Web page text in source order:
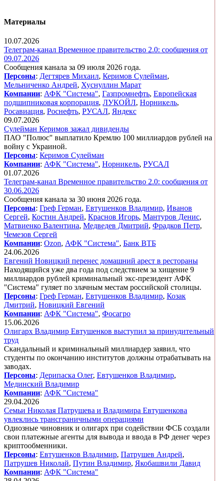
Материалы
10.07.2026
Телеграм-канал Временное правительство 2.0: сообщения от
09.07.2026
Сообщения канала за 09 июля 2026 года.
Персоны: Дегтярев Михаил, Керимов Сулейман,
Мельниченко Андрей, Хуснуллин Марат
Компании: АФК "Система", Газпромнефть, Европейская
подшипниковая корпорация, ЛУКОЙЛ, Норникель,
Росавиация, Роснефть, РУСАЛ, Яндекс
09.07.2026
Сулейман Керимов зажал дивиденды
ПАО "Полюс" выплатило Кремлю 100 миллиардов рублей на
войну с Украиной.
Персоны: Керимов Сулейман
Компании: АФК "Система", Норникель, РУСАЛ
01.07.2026
Телеграм-канал Временное правительство 2.0: сообщения от
30.06.2026
Сообщения канала за 30 июня 2026 года.
Персоны: Греф Герман, Евтушенков Владимир, Иванов
Сергей, Костин Андрей, Краснов Игорь, Мантуров Денис,
Матвиенко Валентина, Медведев Дмитрий, Фрадков Петр,
Чемезов Сергей
Компании: Ozon, АФК "Система", Банк ВТБ
24.06.2026
Евгений Новицкий перенес домашний арест в рестораны
Находящийся уже два года под следствием за хищение 9
миллиардов рублей криминальный экс-президент АФК
"Система" гуляет по злачным местам российской столицы.
Персоны: Греф Герман, Евтушенков Владимир, Козак
Дмитрий, Новицкий Евгений
Компании: АФК "Система", Фосагро
15.06.2026
Олигарх Владимир Евтушенков выступил за принудительный
труд
Скандальный и криминальный миллиардер заявил, что
студенты по окончанию институтов должны отрабатывать на
заводах.
Персоны: Дерипаска Олег, Евтушенков Владимир,
Мединский Владимир
Компании: АФК "Система"
29.04.2026
Семьи Николая Патрушева и Владимира Евтушенкова
увлеклись трансграничными операциями
Одиозные чиновник и олигарх при содействии ФСБ создали
свои платежные агенты для вывода и ввода в РФ денег через
криптообменники.
Персоны: Евтушенков Владимир, Патрушев Андрей,
Патрушев Николай, Путин Владимир, Якобашвили Давид
Компании: АФК "Система"